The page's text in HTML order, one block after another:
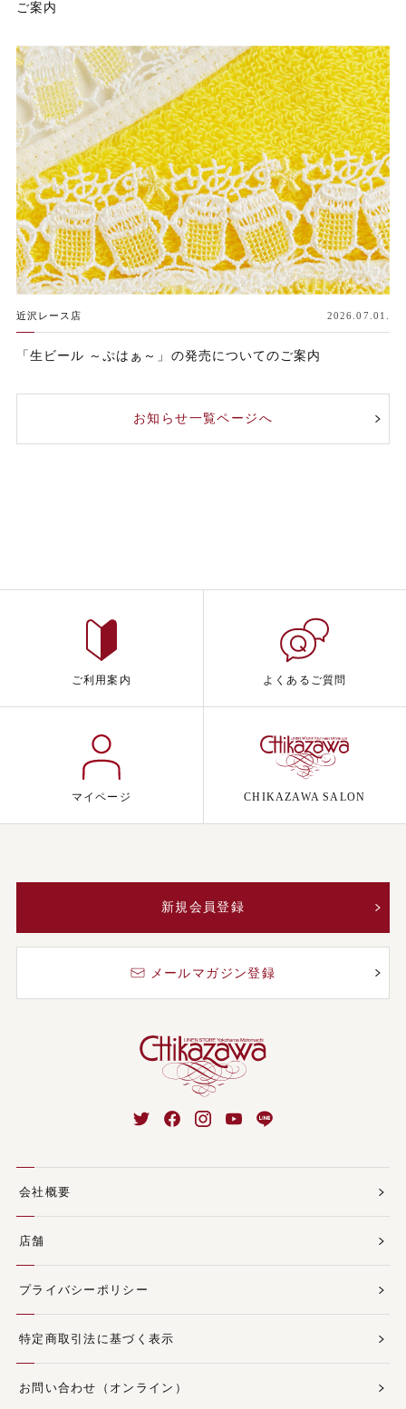
ご案内
近沢レース店 2026.07.01.
「生ビール ～ぷはぁ～」の発売についてのご案内
お知らせ一覧ページへ
ご利用案内 よくあるご質問
マイページ CHIKAZAWA SALON
新規会員登録
メールマガジン登録
会社概要
店舗
プライバシーポリシー
特定商取引法に基づく表示
お問い合わせ（オンライン）